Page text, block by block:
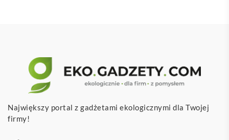
Największy portal z gadżetami ekologicznymi dla Twojej
firmy!